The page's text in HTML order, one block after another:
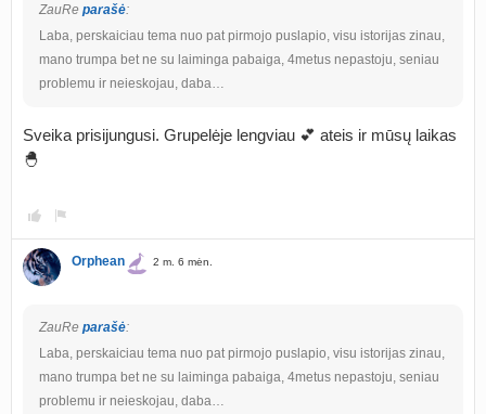
ZauRe parašė:
Laba, perskaiciau tema nuo pat pirmojo puslapio, visu istorijas zinau,
mano trumpa bet ne su laiminga pabaiga, 4metus nepastoju, seniau
problemu ir neieskojau, daba…
Sveika prisijungusi. Grupelėje lengviau 💕 ateis ir mūsų laikas
🐣
Orphean 2 m. 6 mėn.
ZauRe parašė:
Laba, perskaiciau tema nuo pat pirmojo puslapio, visu istorijas zinau,
mano trumpa bet ne su laiminga pabaiga, 4metus nepastoju, seniau
problemu ir neieskojau, daba…